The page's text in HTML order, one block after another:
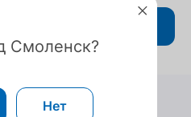
Показания
Показания
Смоленск?
Нет